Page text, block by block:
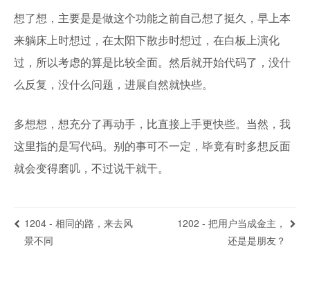
想了想，主要是是做这个功能之前自己想了挺久，早上本
来躺床上时想过，在太阳下散步时想过，在白板上演化
过，所以考虑的算是比较全面。然后就开始代码了，没什
么反复，没什么问题，进展自然就快些。
多想想，想充分了再动手，比直接上手更快些。当然，我
这里指的是写代码。别的事可不一定，毕竟有时多想反面
就会变得磨叽，不过说干就干。
1204 - 相同的路，来去风
景不同
1202 - 把用户当成金主，
还是是朋友？